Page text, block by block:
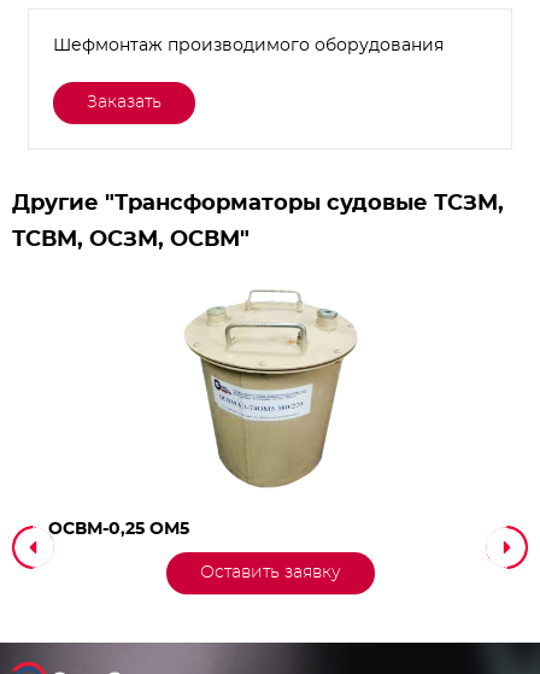
Шефмонтаж производимого оборудования
Заказать
Другие "Трансформаторы судовые ТСЗМ,
ТСВМ, ОСЗМ, ОСВМ"
ОСВМ-0,25 ОМ5
Оставить заявку